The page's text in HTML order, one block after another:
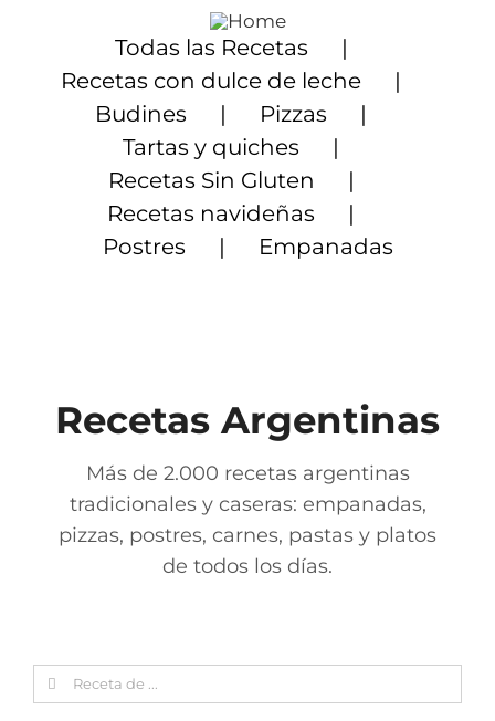
contenido
Todas las Recetas
Recetas con dulce de leche
Budines
Pizzas
Tartas y quiches
Recetas Sin Gluten
Recetas navideñas
Postres
Empanadas
Recetas Argentinas
Más de 2.000 recetas argentinas
tradicionales y caseras: empanadas,
pizzas, postres, carnes, pastas y platos
de todos los días.
Search
for: